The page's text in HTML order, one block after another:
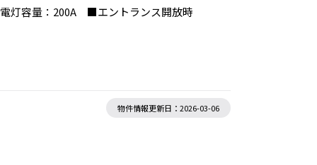
容量：200A ■エントランス開放時
物件情報更新日：2026-03-06